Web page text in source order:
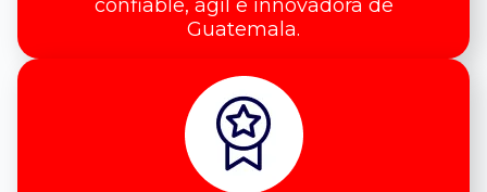
confiable, ágil e innovadora de
Guatemala.